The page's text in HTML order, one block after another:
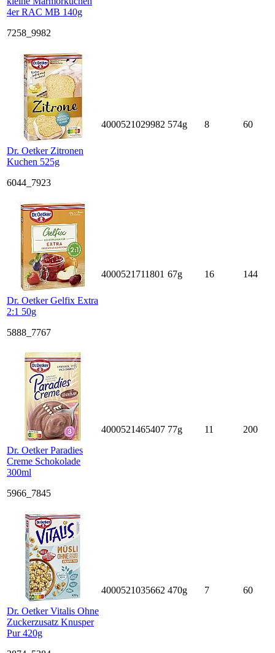
4er RAC MB 140g
7258_9982
Dr. Oetker Zitronen
Kuchen 525g
6044_7923
4000521029982 574g 8 60
Dr. Oetker Gelfix Extra
2:1 50g
5888_7767
4000521711801 67g 16 144
Dr. Oetker Paradies
Creme Schokolade
300ml
5966_7845
4000521465407 77g 11 200
Dr. Oetker Vitalis Ohne
Zuckerzusatz Knusper
Pur 420g
4000521035662 470g 7 60